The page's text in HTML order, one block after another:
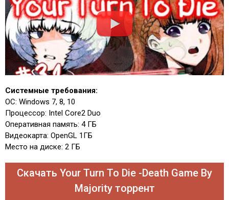
Системные требования:
ОС: Windows 7, 8, 10
Процессор: Intel Core2 Duo
Оперативная память: 4 ГБ
Видеокарта: OpenGL 1ГБ
Место на диске: 2 ГБ
Скачать Your Turn To Die -Death Game By
Majority торрент